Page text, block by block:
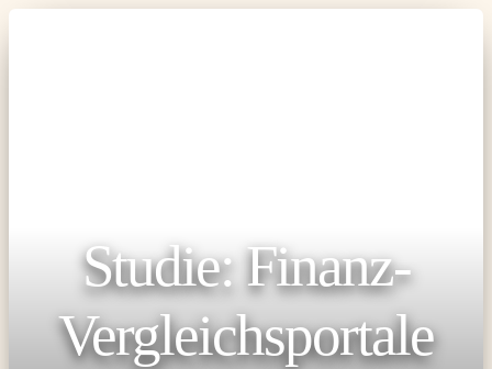
Studie: Finanz-
Vergleichsportale